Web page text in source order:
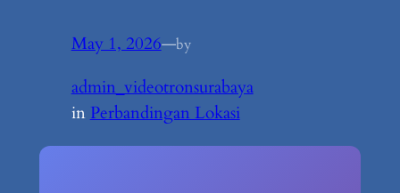
May 1, 2026—by
admin_videotronsurabaya
in Perbandingan Lokasi